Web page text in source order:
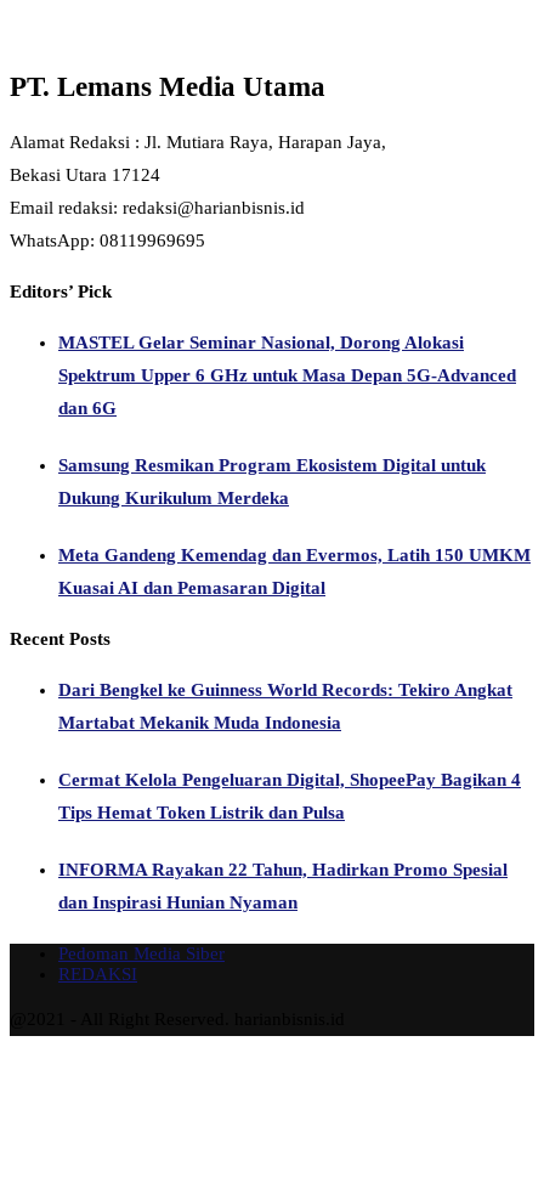
PT. Lemans Media Utama
Alamat Redaksi : Jl. Mutiara Raya, Harapan Jaya,
Bekasi Utara 17124
Email redaksi: redaksi@harianbisnis.id
WhatsApp: 08119969695
Editors’ Pick
MASTEL Gelar Seminar Nasional, Dorong Alokasi
Spektrum Upper 6 GHz untuk Masa Depan 5G-Advanced
dan 6G
Samsung Resmikan Program Ekosistem Digital untuk
Dukung Kurikulum Merdeka
Meta Gandeng Kemendag dan Evermos, Latih 150 UMKM
Kuasai AI dan Pemasaran Digital
Recent Posts
Dari Bengkel ke Guinness World Records: Tekiro Angkat
Martabat Mekanik Muda Indonesia
Cermat Kelola Pengeluaran Digital, ShopeePay Bagikan 4
Tips Hemat Token Listrik dan Pulsa
INFORMA Rayakan 22 Tahun, Hadirkan Promo Spesial
dan Inspirasi Hunian Nyaman
Pedoman Media Siber
REDAKSI